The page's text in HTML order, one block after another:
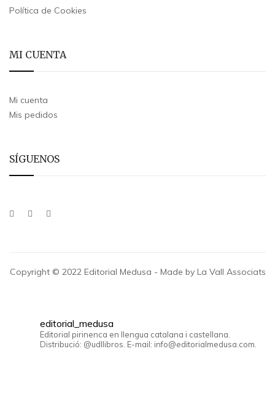
Política de Cookies
MI CUENTA
Mi cuenta
Mis pedidos
SÍGUENOS
Copyright © 2022 Editorial Medusa - Made by La Vall Associats
editorial_medusa
Editorial pirinenca en llengua catalana i castellana.
Distribució: @udllibros. E-mail: info@editorialmedusa.com.